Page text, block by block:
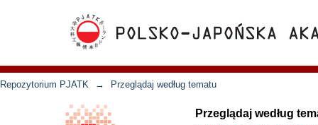
Repozytorium PJATK → Przeglądaj według tematu
Przeglądaj według